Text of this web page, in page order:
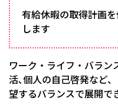
有給休暇の取得計画
します
ワーク・ライフ・バラン
活､個人の自己啓発など
望するバランスで展開で